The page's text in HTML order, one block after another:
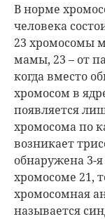
В норме
человека
23 хромосомы
мамы, 23 – от
когда вместо
хромосом в
появляется
хромосома по
возникает
обнаружена 3-
хромосоме 21,
хромосомная
называется